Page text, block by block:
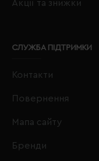
Акції та знижки
СЛУЖБА ПІДТРИМКИ
Контакти
Повернення
Мапа сайту
Бренди